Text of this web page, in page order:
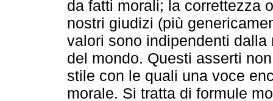
da fatti morali; la correttezza
nostri giudizi (più
valori sono indipendenti dalla
del mondo. Questi asserti
stile con le quali una voce
morale. Si tratta di formule